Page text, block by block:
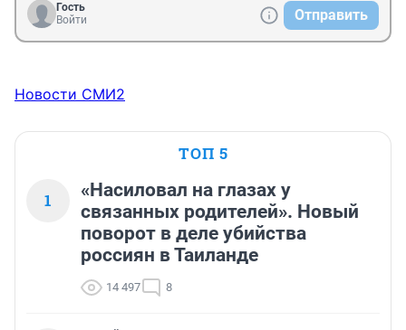
Гость
Войти
Отправить
Новости СМИ2
ТОП 5
1
«Насиловал на глазах у
связанных родителей». Новый
поворот в деле убийства
россиян в Таиланде
14 497 8